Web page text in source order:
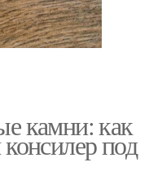
камни: как
под